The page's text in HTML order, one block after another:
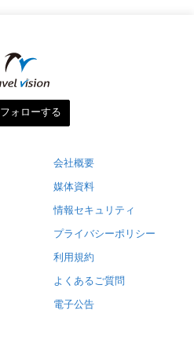
フォローする
会社概要
媒体資料
情報セキュリティ
プライバシーポリシー
利用規約
よくあるご質問
電子公告